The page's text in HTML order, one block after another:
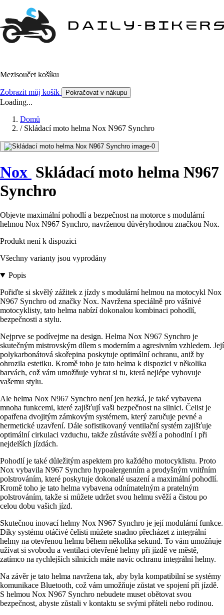
Mezisoučet košíku
Zobrazit můj košík Pokračovat v nákupu
Loading...
Domů
/ Skládací moto helma Nox N967 Synchro
Nox Skládací moto helma N967
Synchro
Objevte maximální pohodlí a bezpečnost na motorce s modulární
helmou Nox N967 Synchro, navrženou důvěryhodnou značkou Nox.
Produkt není k dispozici
Všechny varianty jsou vyprodány
Popis
Pořiďte si skvělý zážitek z jízdy s modulární helmou na motocykl Nox
N967 Synchro od značky Nox. Navržena speciálně pro vášnivé
motocyklisty, tato helma nabízí dokonalou kombinaci pohodlí,
bezpečnosti a stylu.
Nejprve se podívejme na design. Helma Nox N967 Synchro je
skutečným mistrovským dílem s moderním a agresivním vzhledem. Její
polykarbonátová skořepina poskytuje optimální ochranu, aniž by
ohrozila estetiku. Kromě toho je tato helma k dispozici v několika
barvách, což vám umožňuje vybrat si tu, která nejlépe vyhovuje
vašemu stylu.
Ale helma Nox N967 Synchro není jen hezká, je také vybavena
mnoha funkcemi, které zajišťují vaši bezpečnost na silnici. Čelist je
opatřena dvojitým zámkovým systémem, který zaručuje pevné a
hermetické uzavření. Dále sofistikovaný ventilační systém zajišťuje
optimální cirkulaci vzduchu, takže zůstáváte svěží a pohodlní i při
nejdelších jízdách.
Pohodlí je také důležitým aspektem pro každého motocyklistu. Proto
Nox vybavila N967 Synchro hypoalergenním a prodyšným vnitřním
polstrováním, které poskytuje dokonalé usazení a maximální pohodlí.
Kromě toho je tato helma vybavena odnímatelným a pratelným
polstrováním, takže si můžete udržet svou helmu svěží a čistou po
celou dobu vašich jízd.
Skutečnou inovací helmy Nox N967 Synchro je její modulární funkce.
Díky systému otáčivé čelisti můžete snadno přecházet z integrální
helmy na otevřenou helmu během několika sekund. To vám umožňuje
užívat si svobodu a ventilaci otevřené helmy při jízdě ve městě,
zatímco na rychlejších silnicích máte navíc ochranu integrální helmy.
Na závěr je tato helma navržena tak, aby byla kompatibilní se systémy
komunikace Bluetooth, což vám umožňuje zůstat ve spojení při jízdě.
S helmou Nox N967 Synchro nebudete muset obětovat svou
bezpečnost, abyste zůstali v kontaktu se svými přáteli nebo rodinou.